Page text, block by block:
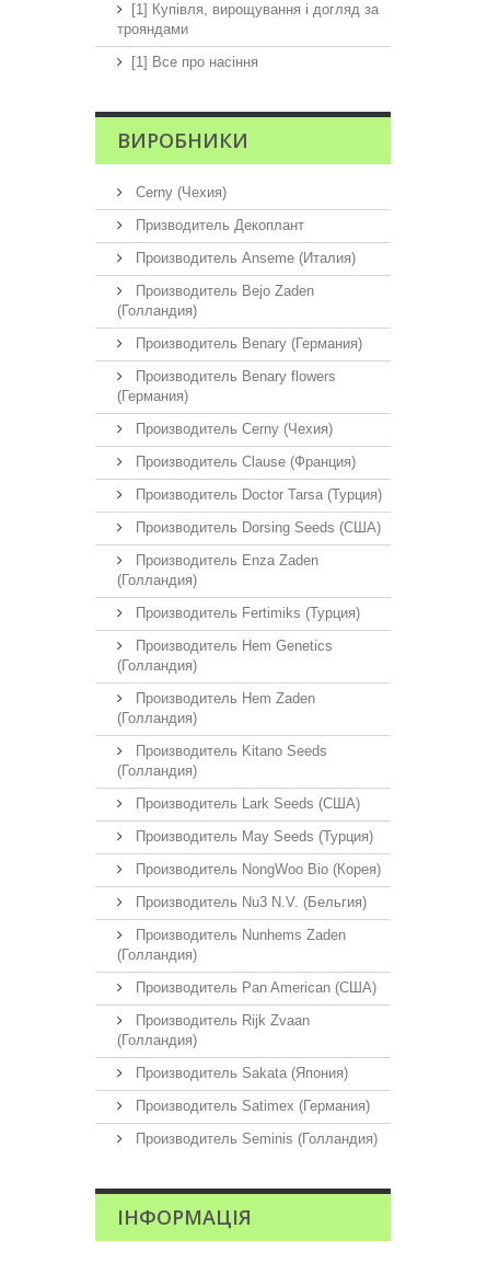
[1] Купівля, вирощування і догляд за
трояндами
[1] Все про насіння
ВИРОБНИКИ
Cerny (Чехия)
Призводитель Декоплант
Производитель Anseme (Италия)
Производитель Bejo Zaden
(Голландия)
Производитель Benary (Германия)
Производитель Benary flowers
(Германия)
Производитель Cerny (Чехия)
Производитель Clause (Франция)
Производитель Doctor Tarsa (Турция)
Производитель Dorsing Seeds (США)
Производитель Enza Zaden
(Голландия)
Производитель Fertimiks (Турция)
Производитель Hem Genetics
(Голландия)
Производитель Hem Zaden
(Голландия)
Производитель Kitano Seeds
(Голландия)
Производитель Lark Seeds (США)
Производитель May Seeds (Турция)
Производитель NongWoo Bio (Корея)
Производитель Nu3 N.V. (Бельгия)
Производитель Nunhems Zaden
(Голландия)
Производитель Pan American (США)
Производитель Rijk Zvaan
(Голландия)
Производитель Sakata (Япония)
Производитель Satimex (Германия)
Производитель Seminis (Голландия)
ІНФОРМАЦІЯ